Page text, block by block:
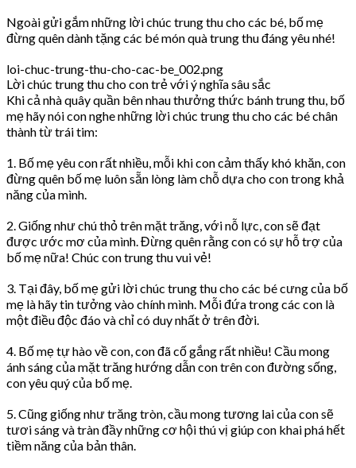
Ngoài gửi gắm những lời chúc trung thu cho các bé, bố mẹ
đừng quên dành tặng các bé món quà trung thu đáng yêu nhé!
loi-chuc-trung-thu-cho-cac-be_002.png
Lời chúc trung thu cho con trẻ với ý nghĩa sâu sắc
Khi cả nhà quây quần bên nhau thưởng thức bánh trung thu, bố
mẹ hãy nói con nghe những lời chúc trung thu cho các bé chân
thành từ trái tim:
1. Bố mẹ yêu con rất nhiều, mỗi khi con cảm thấy khó khăn, con
đừng quên bố mẹ luôn sẵn lòng làm chỗ dựa cho con trong khả
năng của mình.
2. Giống như chú thỏ trên mặt trăng, với nỗ lực, con sẽ đạt
được ước mơ của mình. Đừng quên rằng con có sự hỗ trợ của
bố mẹ nữa! Chúc con trung thu vui vẻ!
3. Tại đây, bố mẹ gửi lời chúc trung thu cho các bé cưng của bố
mẹ là hãy tin tưởng vào chính mình. Mỗi đứa trong các con là
một điều độc đáo và chỉ có duy nhất ở trên đời.
4. Bố mẹ tự hào về con, con đã cố gắng rất nhiều! Cầu mong
ánh sáng của mặt trăng hướng dẫn con trên con đường sống,
con yêu quý của bố mẹ.
5. Cũng giống như trăng tròn, cầu mong tương lai của con sẽ
tươi sáng và tràn đầy những cơ hội thú vị giúp con khai phá hết
tiềm năng của bản thân.